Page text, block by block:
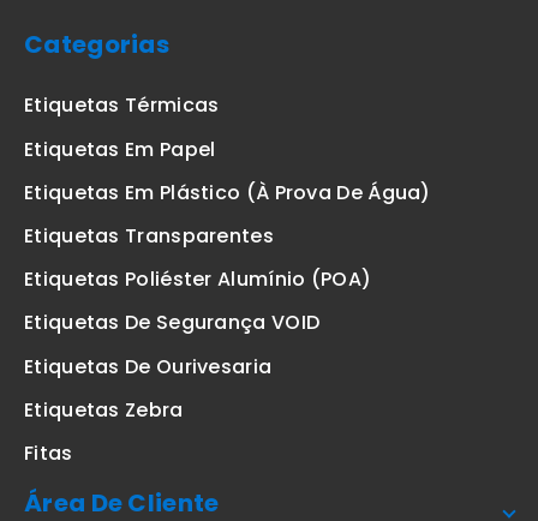
Categorias
Etiquetas Térmicas
Etiquetas Em Papel
Etiquetas Em Plástico (à Prova De Água)
Etiquetas Transparentes
Etiquetas Poliéster Alumínio (POA)
Etiquetas De Segurança VOID
Etiquetas De Ourivesaria
Etiquetas Zebra
Fitas
Área De Cliente